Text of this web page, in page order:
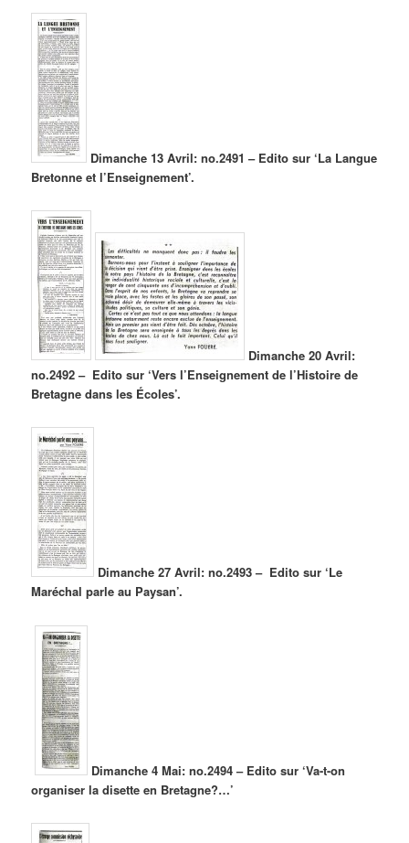
Dimanche 13 Avril: no.2491 – Edito sur ‘La Langue
Bretonne et l’Enseignement’.
Dimanche 20 Avril:
no.2492 – Edito sur ‘Vers l’Enseignement de l’Histoire de
Bretagne dans les Écoles’.
Dimanche 27 Avril: no.2493 – Edito sur ‘Le
Maréchal parle au Paysan’.
Dimanche 4 Mai: no.2494 – Edito sur ‘Va-t-on
organiser la disette en Bretagne?…’